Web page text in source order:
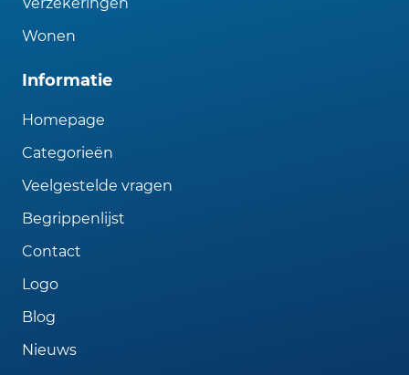
Verzekeringen
Wonen
Informatie
Homepage
Categorieën
Veelgestelde vragen
Begrippenlijst
Contact
Logo
Blog
Nieuws